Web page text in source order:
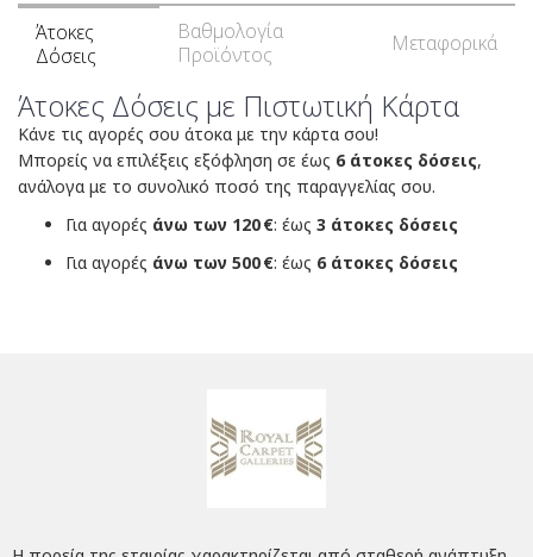
Άτοκες
Δόσεις
Βαθμολογία
Προϊόντος
Μεταφορικά
Άτοκες Δόσεις με Πιστωτική Κάρτα
Κάνε τις αγορές σου άτοκα με την κάρτα σου!
Μπορείς να επιλέξεις εξόφληση σε έως 6 άτοκες δόσεις,
ανάλογα με το συνολικό ποσό της παραγγελίας σου.
Για αγορές άνω των 120 €: έως 3 άτοκες δόσεις
Για αγορές άνω των 500 €: έως 6 άτοκες δόσεις